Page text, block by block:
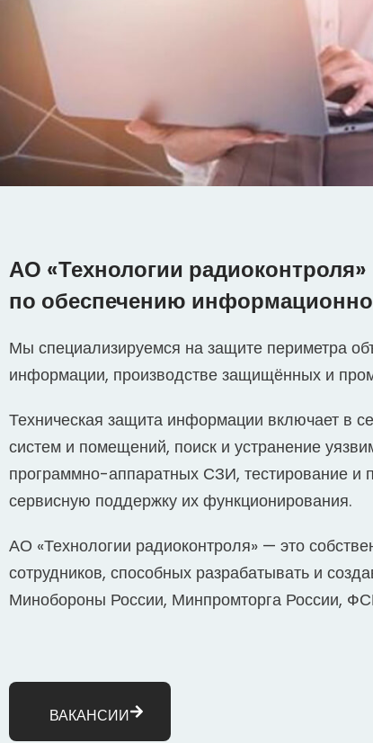
АО «Технологии
по обеспечению
Мы специализируемся на защите периметра
информации, производстве защищённых и
Техническая защита информации включает в
систем и помещений, поиск и устранение
программно-аппаратных СЗИ, тестирование и
сервисную поддержку их функционирования.
АО «Технологии радиоконтроля» — это
сотрудников, способных разрабатывать и
Минобороны России, Минпромторга России,
ВАКАНСИИ